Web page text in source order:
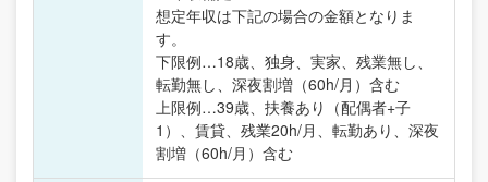
想定年収は下記の場合の金額となりま
す。
下限例…18歳、独身、実家、残業無し、
転勤無し、深夜割増（60h/月）含む
上限例…39歳、扶養あり（配偶者+子
1）、賃貸、残業20h/月、転勤あり、深夜
割増（60h/月）含む